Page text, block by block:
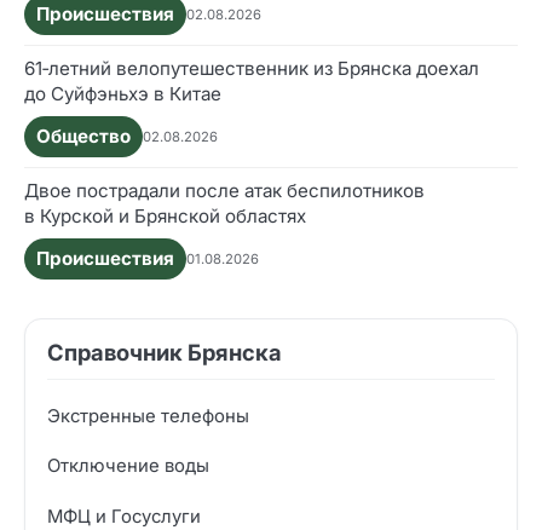
Происшествия
02.08.2026
61‑летний велопутешественник из Брянска доехал
до Суйфэньхэ в Китае
Общество
02.08.2026
Двое пострадали после атак беспилотников
в Курской и Брянской областях
Происшествия
01.08.2026
Справочник Брянска
Экстренные телефоны
Отключение воды
МФЦ и Госуслуги